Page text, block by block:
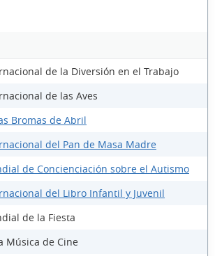
de la Diversión en el Trabajo
de las Aves
Bromas de Abril
del Pan de Masa Madre
de Concienciación sobre el Autismo
del Libro Infantil y Juvenil
de la Fiesta
Música de Cine